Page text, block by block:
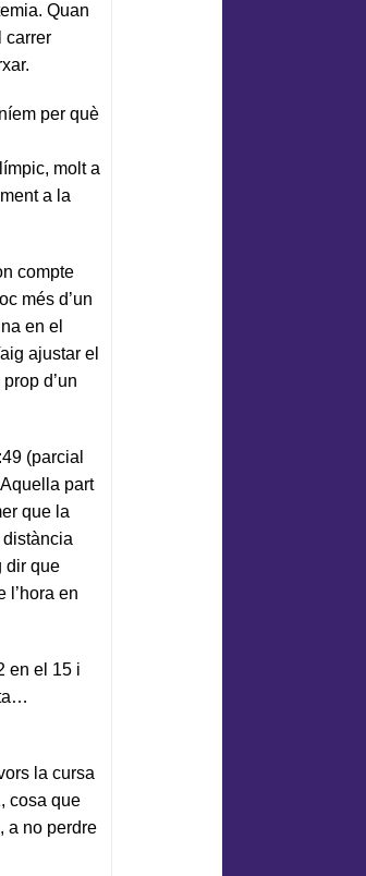
Quan
carrer
per què
molt a
a la
compte
més d’un
en el
ajustar el
d’un
(parcial
part
que la
dir que
l’hora en
en el 15 i
la cursa
cosa que
a no perdre